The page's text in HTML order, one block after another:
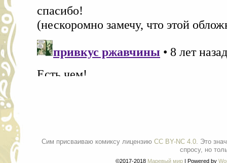
Сим присваиваю комиксу лицензию CC BY-NC 4.0. Это
спросу, но
©2017-2018 Маревый мир | Powered by